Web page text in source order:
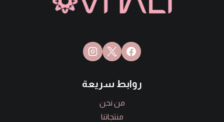
روابط سريعة
من نحن
منتجاتنا